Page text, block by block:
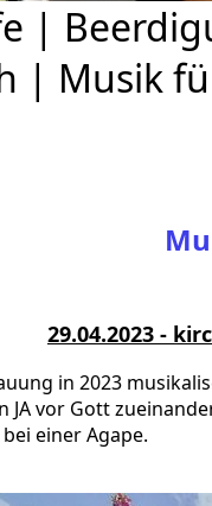
|
| Musik
29.04.2023 -
in 2023
vor Gott
einer Agape.